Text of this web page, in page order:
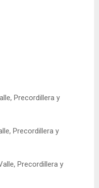
Precordillera y
Precordillera y
Precordillera y